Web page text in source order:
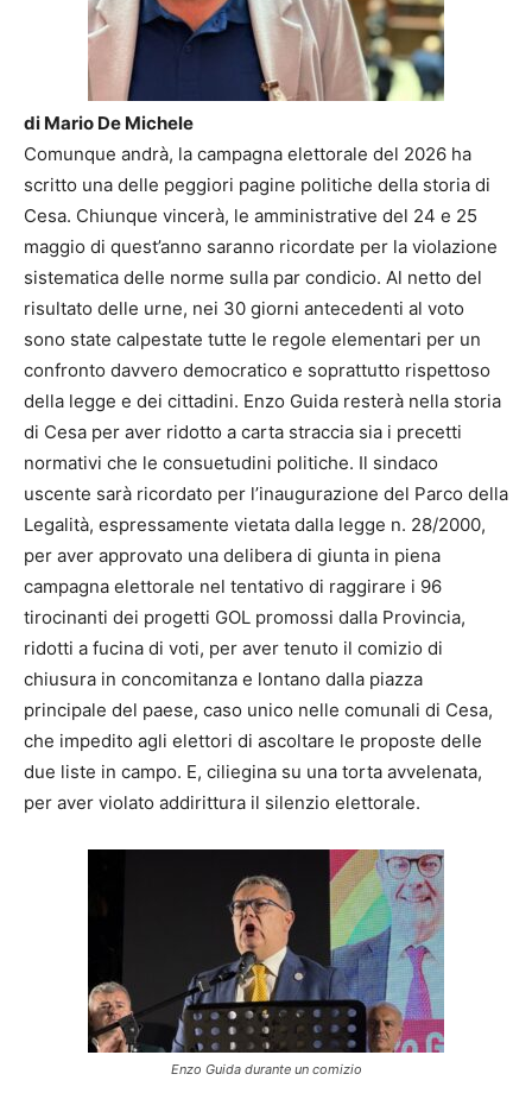
di Mario De Michele
Comunque andrà, la campagna elettorale del 2026 ha
scritto una delle peggiori pagine politiche della storia di
Cesa. Chiunque vincerà, le amministrative del 24 e 25
maggio di quest’anno saranno ricordate per la violazione
sistematica delle norme sulla par condicio. Al netto del
risultato delle urne, nei 30 giorni antecedenti al voto
sono state calpestate tutte le regole elementari per un
confronto davvero democratico e soprattutto rispettoso
della legge e dei cittadini. Enzo Guida resterà nella storia
di Cesa per aver ridotto a carta straccia sia i precetti
normativi che le consuetudini politiche. Il sindaco
uscente sarà ricordato per l’inaugurazione del Parco della
Legalità, espressamente vietata dalla legge n. 28/2000,
per aver approvato una delibera di giunta in piena
campagna elettorale nel tentativo di raggirare i 96
tirocinanti dei progetti GOL promossi dalla Provincia,
ridotti a fucina di voti, per aver tenuto il comizio di
chiusura in concomitanza e lontano dalla piazza
principale del paese, caso unico nelle comunali di Cesa,
che impedito agli elettori di ascoltare le proposte delle
due liste in campo. E, ciliegina su una torta avvelenata,
per aver violato addirittura il silenzio elettorale.
Enzo Guida durante un comizio